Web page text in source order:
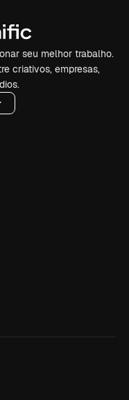
seu melhor trabalho.
criativos, empresas,